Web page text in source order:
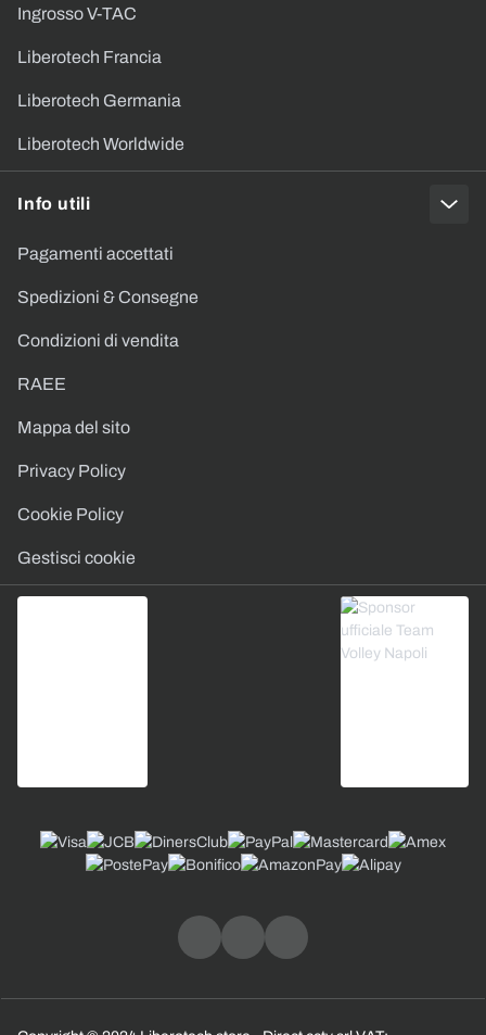
Ingrosso V-TAC
Liberotech Francia
Liberotech Germania
Liberotech Worldwide
Info utili
Pagamenti accettati
Spedizioni & Consegne
Condizioni di vendita
RAEE
Mappa del sito
Privacy Policy
Cookie Policy
Gestisci cookie